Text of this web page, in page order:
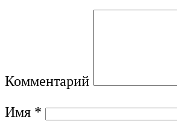
Комментарий
Имя *